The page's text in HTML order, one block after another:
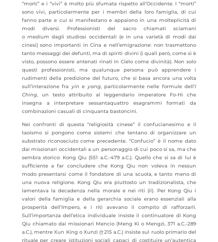
“morti” e i “vivi” è molto più sfumata rispetto all’Occidente. I “morti”
sono vivi, particolarmente per i membri della loro famiglia, di cui
fanno parte e cui si manifestano e appaiono in una molteplicità di
modi diversi. Professionisti del sacro chiamati sciamani
omedium dagli studiosi occidentali (e in una varietà di modi dai
cinesi) sono importanti in Cina e nell’emigrazione: non trasmettono
tanto messaggi dei defunti, ma di spiriti divini (i quali però, come si è
visto, possono essere antenati rinati in Cielo come divinità). Non solo
questi professionisti, ma qualunque persona può apprendere i
rudimenti della predizione del futuro, che si basa ancora una volta
sull’interazione fra yin e yang, particolarmente nelle formule dell’I
Ching, un testo attribuito al leggendario imperatore Fo-Hi che
insegna a interpretare sessantaquattro esagrammi formati da
combinazioni casuali di cinquanta bastoncini.
Nei confronti di questa “religiosità cinese” il confucianesimo e il
taoismo si pongono come sistemi che tentano di organizzare un
substrato riconosciuto come precedente. “Confucio” è il nome dato
dai missionari occidentali a un personaggio di cui poco si sa, ma che
sembra storico: Kong Qiu (551 a.C.-479 a.C.). Quello che si sa di lui è
sufficiente a far concludere che Kong Qiu non voleva in nessun
modo presentarsi come il fondatore di una scuola, e tanto meno di
una nuova religione. Kong Qiu era piuttosto un tradizionalista, che
lamentava la decadenza nella morale e nei riti (li). Per Kong Qiu i
valori della famiglia e della gerarchia sociale erano essenziali alla
prosperità dell’Impero, e i riti avevano il compito di rafforzarli.
Sull’importanza dell’etica individuale insiste il continuatore di Kong
Qiu chiamato dai missionari Mencio (Meng Ki o Mengzi, 371 a.C.-289
a.C.), mentre Xun King o Xunzi (†215 a.C.) insiste sul ruolo primario del
rituale per creare istituzioni sociali capaci di costituire un’autentica